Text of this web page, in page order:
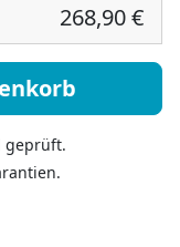
268,90 €
Maß - Arella C
geprüft.